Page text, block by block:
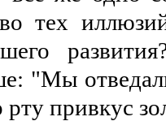
тех
"Мы
рту привкус